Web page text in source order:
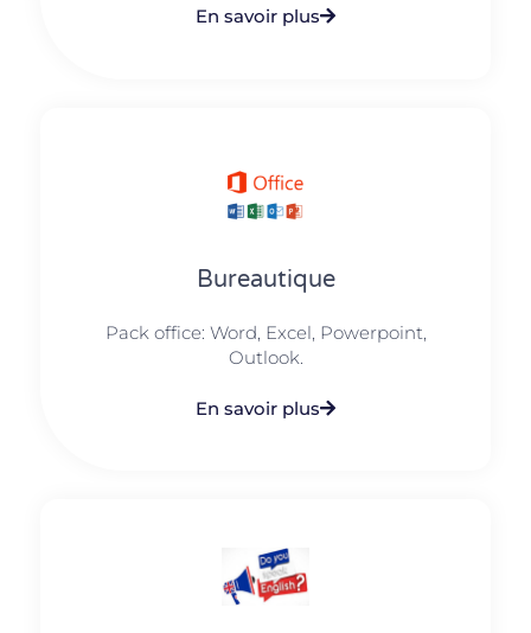
En savoir plus
Bureautique
Pack office: Word, Excel, Powerpoint,
Outlook.​
En savoir plus